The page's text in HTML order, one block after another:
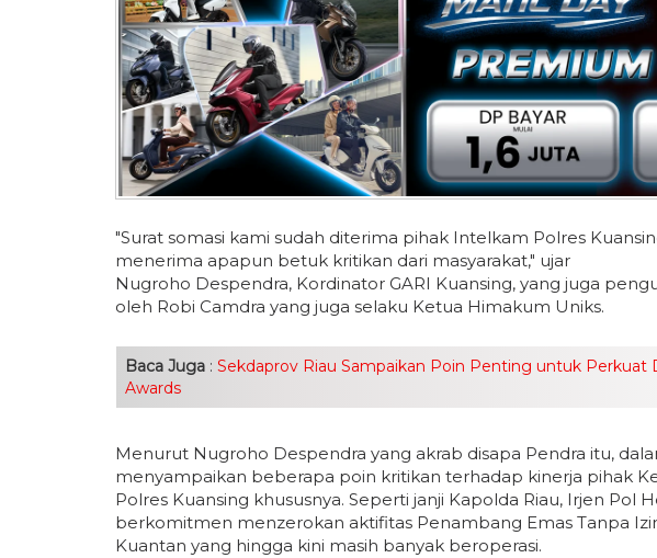
"Surat somasi kami sudah diterima pihak Intelkam Polres
menerima apapun betuk kritikan dari masyarakat," ujar
Nugroho Despendra, Kordinator GARI Kuansing, yang juga
oleh Robi Camdra yang juga selaku Ketua Himakum Uniks.
Baca Juga : Sekdaprov Riau Sampaikan Poin Penting untuk Perkuat
Awards
Menurut Nugroho Despendra yang akrab disapa Pendra itu,
menyampaikan beberapa poin kritikan terhadap kinerja pihak
Polres Kuansing khususnya. Seperti janji Kapolda Riau, Irjen Pol
berkomitmen menzerokan aktifitas Penambang Emas Tanpa
Kuantan yang hingga kini masih banyak beroperasi.